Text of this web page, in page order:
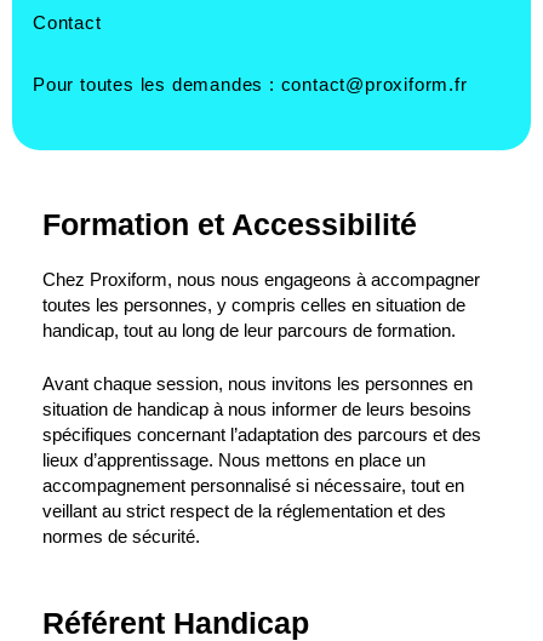
Contact
Pour toutes les demandes : contact@proxiform.fr
Formation et Accessibilité
Chez Proxiform, nous nous engageons à accompagner
toutes les personnes, y compris celles en situation de
handicap, tout au long de leur parcours de formation.
Avant chaque session, nous invitons les personnes en
situation de handicap à nous informer de leurs besoins
spécifiques concernant l’adaptation des parcours et des
lieux d’apprentissage. Nous mettons en place un
accompagnement personnalisé si nécessaire, tout en
veillant au strict respect de la réglementation et des
normes de sécurité.
Référent Handicap